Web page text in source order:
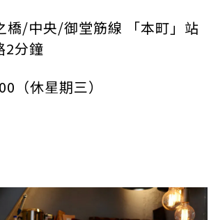
橋/中央/御堂筋線 「本町」站
2分鐘
（休星期三）